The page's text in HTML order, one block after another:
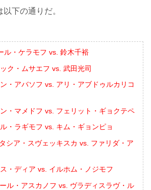
下の通りだ。
ル・ケラモフ vs. 鈴木千裕
ク・ムサエフ vs. 武田光司
・アバソフ vs. アリ・アブドゥルカリコ
・マメドフ vs. フェリット・ギョクテペ
・ラギモフ vs. キム・ギョンピョ
シア・スヴェッキスカ vs. ファリダ・ア
・ディア vs. イルホム・ノジモフ
ル・アスカノフ vs. ヴラディスラヴ・ル